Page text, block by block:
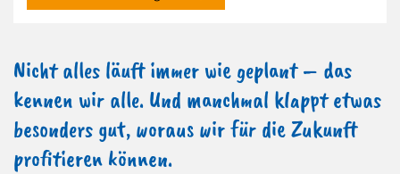
Nicht alles läuft immer wie geplant – das
kennen wir alle. Und manchmal klappt etwas
besonders gut, woraus wir für die Zukunft
profitieren können.